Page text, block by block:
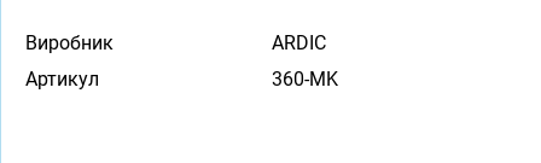
Виробник
ARDIC
Артикул
360-MK